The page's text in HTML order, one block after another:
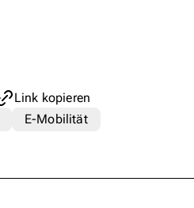
Link kopieren
E-Mobilität